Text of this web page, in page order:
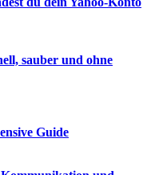
sauber und ohne
Guide